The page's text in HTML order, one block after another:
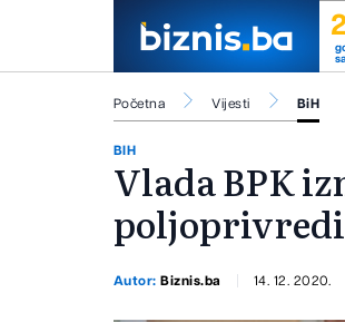
Početna Vijesti BiH
BIH
Vlada BPK
Autor:Biznis.ba 14. 12. 2020.